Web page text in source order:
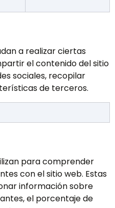
a realizar ciertas
el contenido del sitio
sociales, recopilar
de terceros.
para comprender
con el sitio web. Estas
información sobre
el porcentaje de